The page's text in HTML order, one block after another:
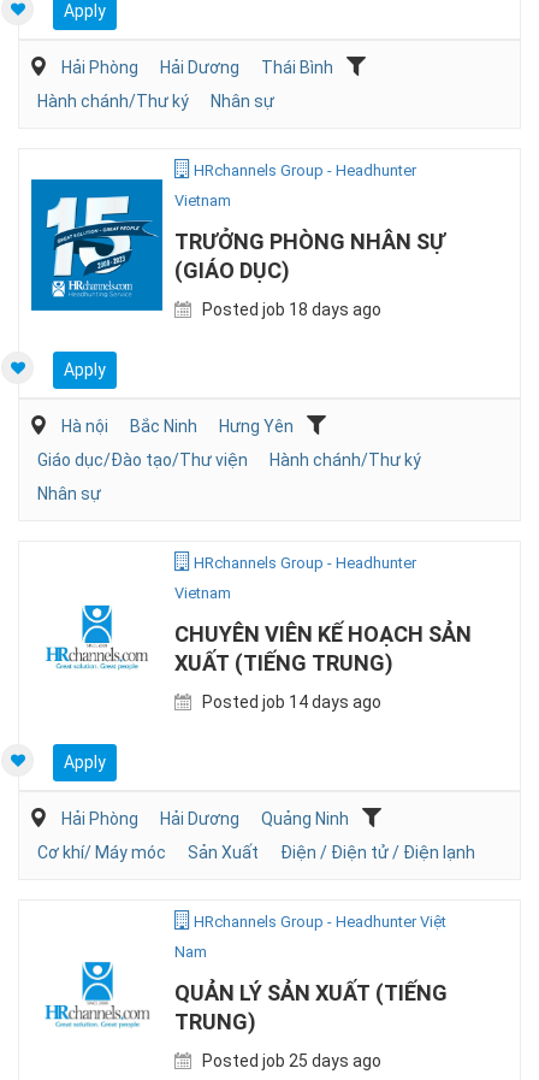
Apply
Hải Phòng Hải Dương
Thái Bình
Hành chánh/Thư ký
Nhân sự
HRchannels Group - Headhunter
Vietnam
TRƯỞNG PHÒNG NHÂN SỰ
(GIÁO DỤC)
Posted job 18 days ago
Apply
Hà nội Bắc Ninh
Hưng Yên
Giáo dục/Đào tạo/Thư viện
Hành chánh/Thư ký
Nhân sự
HRchannels Group - Headhunter
Vietnam
CHUYÊN VIÊN KẾ HOẠCH SẢN
XUẤT (TIẾNG TRUNG)
Posted job 14 days ago
Apply
Hải Phòng Hải Dương
Quảng Ninh
Cơ khí/ Máy móc
Sản Xuất Điện / Điện tử / Điện lạnh
HRchannels Group - Headhunter Việt
Nam
QUẢN LÝ SẢN XUẤT (TIẾNG
TRUNG)
Posted job 25 days ago